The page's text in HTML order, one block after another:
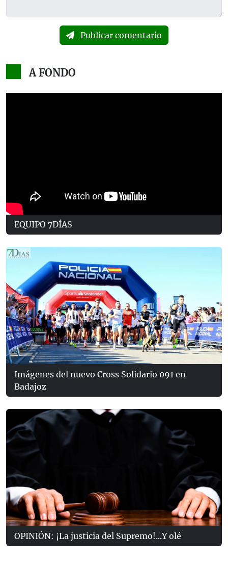
Publicar comentario
A FONDO
EQUIPO 7DÍAS
Imágenes del nuevo Cross Solidario 091 en
Badajoz
OPINIÓN: ¡La justicia del Supremo!...Y olé